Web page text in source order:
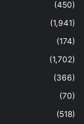
(450)
(1,941)
(174)
(1,702)
(366)
(70)
(518)